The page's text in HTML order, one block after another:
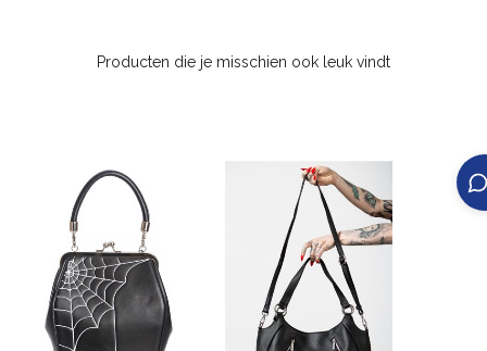
Producten die je misschien ook leuk vindt